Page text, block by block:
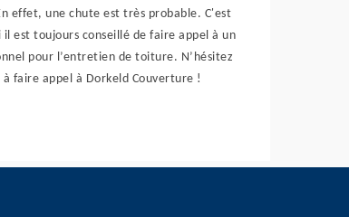
effet, une chute est très probable. C'est
il est toujours conseillé de faire appel à un
pour l’entretien de toiture. N’hésitez
à faire appel à Dorkeld Couverture !